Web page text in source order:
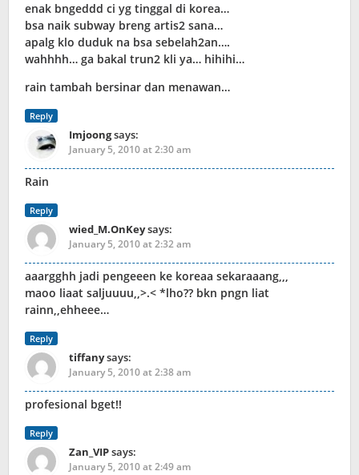
enak bngeddd ci yg tinggal di korea…
bsa naik subway breng artis2 sana…
apalg klo duduk na bsa sebelah2an….
wahhhh… ga bakal trun2 kli ya… hihihi…
rain tambah bersinar dan menawan…
Reply
Imjoongsays:
January 5, 2010 at 2:30 am
Rain
Reply
wied_M.OnKeysays:
January 5, 2010 at 2:32 am
aaargghh jadi pengeeen ke koreaa sekaraaang,,,
maoo liaat saljuuuu,,>.< *lho?? bkn pngn liat
rainn,,ehheee…
Reply
tiffanysays:
January 5, 2010 at 2:38 am
profesional bget!!
Reply
Zan_VIPsays:
January 5, 2010 at 2:49 am